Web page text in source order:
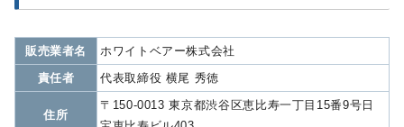
販売業者名
ホワイトベアー株式会社
責任者
代表取締役 横尾 秀徳
住所
〒150-0013 東京都渋谷区恵比寿一丁目15番9号日